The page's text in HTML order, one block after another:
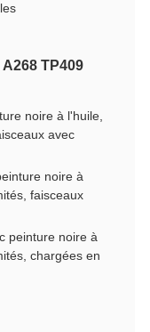
TP409
noire à l'huile,
avec
noire à
faisceaux
peinture noire à
chargées en